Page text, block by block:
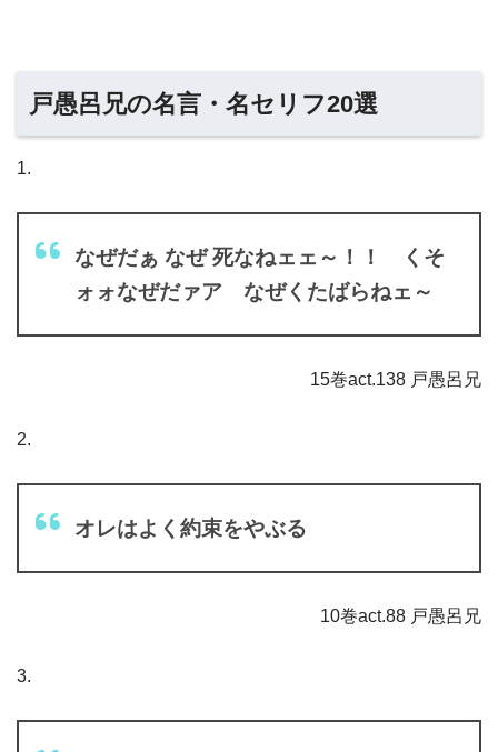
戸愚呂兄の名言・名セリフ20選
1.
なぜだぁ なぜ 死なねェェ～！！ くそ
ォォなぜだァア なぜくたばらねェ～
15巻act.138 戸愚呂兄
2.
オレはよく約束をやぶる
10巻act.88 戸愚呂兄
3.